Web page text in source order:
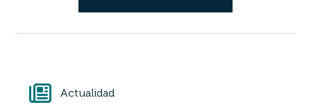
Actualidad